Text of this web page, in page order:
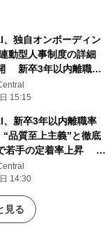
独自オンボーディン
動型人事制度の詳細
新卒3年以内離職率
質至上主義”と徹底
手の定着率上昇
15:15
新卒3年以内離職率
質至上主義”と徹底
若手の定着率上昇 独
ング施策と成果連動型
前編を公開
14:30
見る